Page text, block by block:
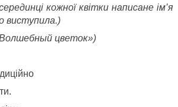
кожної квітки написане ім’я
виступила.)
цветок»)